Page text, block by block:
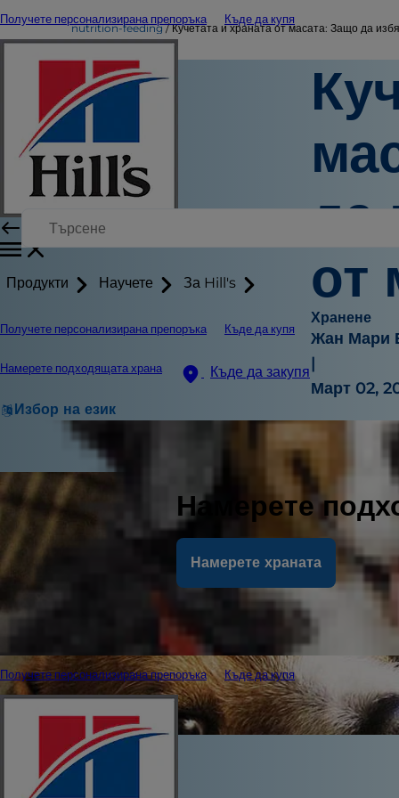
Получете персонализирана препоръка Къде да купя
Продукти Научете За Hill's
Получете персонализирана препоръка Къде да купя
Намерете подходящата храна Къде да закупя
Избор на език
Намерете
Намерете храната
Получете персонализирана препоръка Къде да купя
nutrition-feeding Кучетата и храната от масата: Защо да
да
от
Хранене
Жан Мари
|
Март 02,